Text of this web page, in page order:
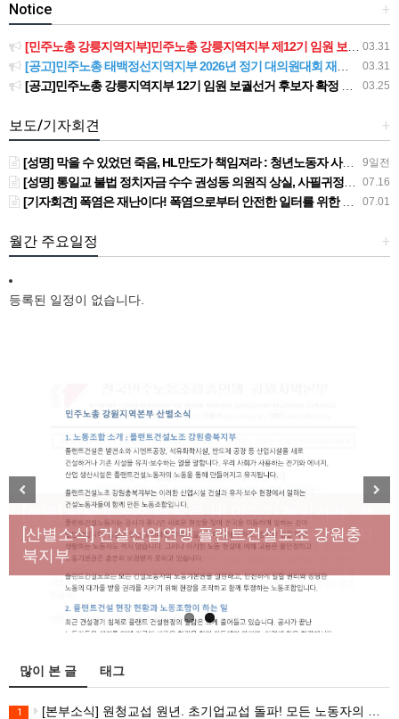
+
Notice
03.31
[민주노총 강릉지역지부]민주노총 강릉지역지부 제12기 임원 보궐선거결과 공고
03.31
[공고]민주노총 태백정선지역지부 2026년 정기 대의원대회 재소집 건
03.25
[공고]민주노총 강릉지역지부 12기 임원 보궐선거 후보자 확정 공고
+
보도/기자회견
9일전
[성명] 막을 수 있었던 죽음, HL만도가 책임져라 : 청년노동자 사망사고의 철저한 진상규명과 재발방지 대책 마련하라
07.16
[성명] 통일교 불법 정치자금 수수 권성동 의원직 상실, 사필귀정이다
07.01
[기자회견] 폭염은 재난이다! 폭염으로부터 안전한 일터를 위한 민주노총 강원지역본부 폭염감시단 선포 기자회견
+
월간 주요일정
등록된 일정이 없습니다.
[성명] 막을 수 있었던 죽음, HL만도가 책임져라 : 청
년노동자 사망사고의 철저한 진상규명과 재발방지
대책 마련하라
[산별소식] 건설산업연맹 플랜트건설노조 강원충
북지부
Previous Next
많이 본 글 태그
1 [본부소식] 원청교섭 원년. 초기업교섭 돌파! 모든 노동자의 노동기본권 쟁취! 민주노총 7.15 총파업대회